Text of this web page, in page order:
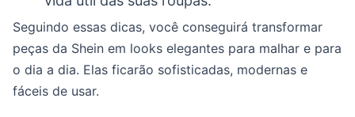
Seguindo essas dicas, você conseguirá transformar
peças da Shein em looks elegantes para malhar e para
o dia a dia. Elas ficarão sofisticadas, modernas e
fáceis de usar.